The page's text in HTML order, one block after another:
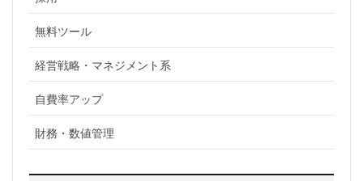
無料ツール
経営戦略・マネジメント系
自費率アップ
財務・数値管理